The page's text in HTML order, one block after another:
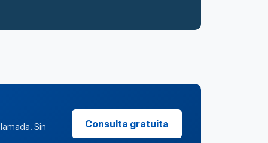
Sin Consulta gratuita